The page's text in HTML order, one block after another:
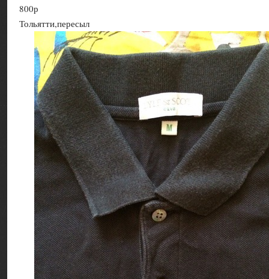
800р
Тольятти,пересыл